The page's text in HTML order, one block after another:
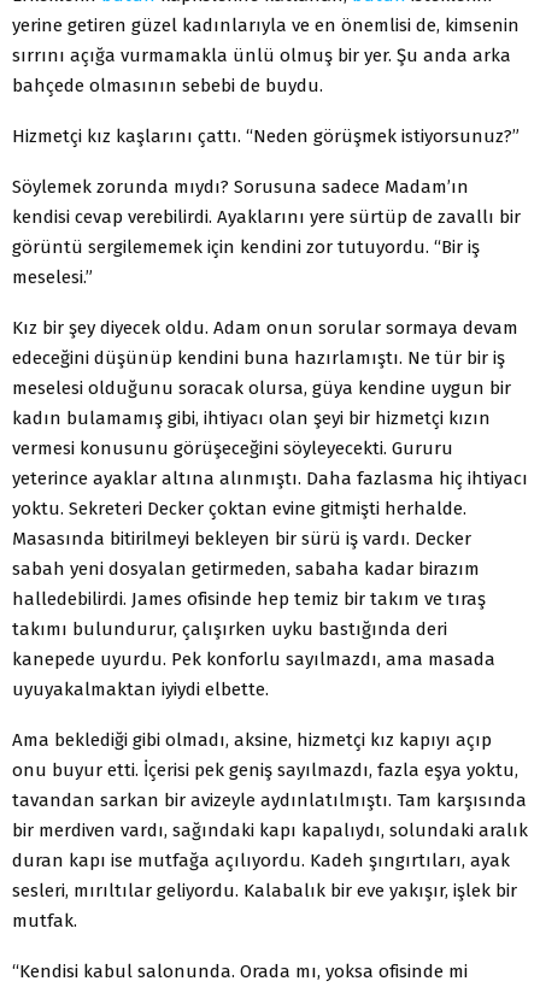
yerine getiren güzel kadınlarıyla ve en önemlisi de, kimsenin
sırrını açığa vurmamakla ünlü olmuş bir yer. Şu anda arka
bahçede olmasının sebebi de buydu.
Hizmetçi kız kaşlarını çattı. “Neden görüşmek isti­yorsunuz?”
Söylemek zorunda mıydı? Sorusuna sadece Madam’ın
kendisi cevap verebilirdi. Ayaklarını yere sür­tüp de zavallı bir
görüntü sergilememek için kendini zor tutuyordu. “Bir iş
meselesi.”
Kız bir şey diyecek oldu. Adam onun sorular sormaya devam
edeceğini düşünüp kendini buna hazırlamıştı. Ne tür bir iş
meselesi olduğunu soracak olursa, güya ken­dine uygun bir
kadın bulamamış gibi, ihtiyacı olan şeyi bir hizmetçi kızın
vermesi konusunu görüşeceğini söyle­yecekti. Gururu
yeterince ayaklar altına alınmıştı. Daha fazlasma hiç ihtiyacı
yoktu. Sekreteri Decker çoktan evi­ne gitmişti herhalde.
Masasında bitirilmeyi bekleyen bir sürü iş vardı. Decker
sabah yeni dosyalan getirmeden, sabaha kadar birazım
halledebilirdi. James ofisinde hep temiz bir takım ve tıraş
takımı bulundurur, çalışırken uyku bastığında deri
kanepede uyurdu. Pek konforlu sa­yılmazdı, ama masada
uyuyakalmaktan iyiydi elbette.
Ama beklediği gibi olmadı, aksine, hizmetçi kız ka­pıyı açıp
onu buyur etti. İçerisi pek geniş sayılmazdı, fazla eşya yoktu,
tavandan sarkan bir avizeyle aydınla­tılmıştı. Tam karşısında
bir merdiven vardı, sağındaki kapı kapalıydı, solundaki aralık
duran kapı ise mutfağa açılıyordu. Kadeh şıngırtıları, ayak
sesleri, mırıltılar ge­liyordu. Kalabalık bir eve yakışır, işlek bir
mutfak.
“Kendisi kabul salonunda. Orada mı, yoksa ofisin­de mi